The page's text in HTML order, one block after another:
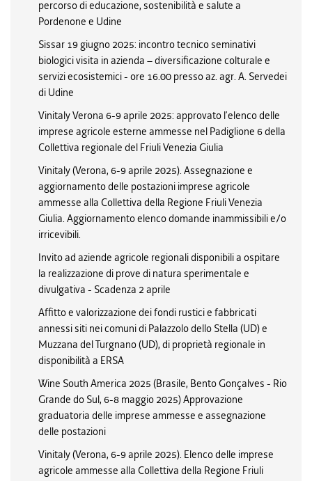
percorso di educazione, sostenibilità e salute a
Pordenone e Udine
Sissar 19 giugno 2025: incontro tecnico seminativi
biologici visita in azienda – diversificazione colturale e
servizi ecosistemici - ore 16.00 presso az. agr. A. Servedei
di Udine
Vinitaly Verona 6-9 aprile 2025: approvato l’elenco delle
imprese agricole esterne ammesse nel Padiglione 6 della
Collettiva regionale del Friuli Venezia Giulia
Vinitaly (Verona, 6-9 aprile 2025). Assegnazione e
aggiornamento delle postazioni imprese agricole
ammesse alla Collettiva della Regione Friuli Venezia
Giulia. Aggiornamento elenco domande inammissibili e/o
irricevibili.
Invito ad aziende agricole regionali disponibili a ospitare
la realizzazione di prove di natura sperimentale e
divulgativa - Scadenza 2 aprile
Affitto e valorizzazione dei fondi rustici e fabbricati
annessi siti nei comuni di Palazzolo dello Stella (UD) e
Muzzana del Turgnano (UD), di proprietà regionale in
disponibilità a ERSA
Wine South America 2025 (Brasile, Bento Gonçalves - Rio
Grande do Sul, 6-8 maggio 2025) Approvazione
graduatoria delle imprese ammesse e assegnazione
delle postazioni
Vinitaly (Verona, 6-9 aprile 2025). Elenco delle imprese
agricole ammesse alla Collettiva della Regione Friuli